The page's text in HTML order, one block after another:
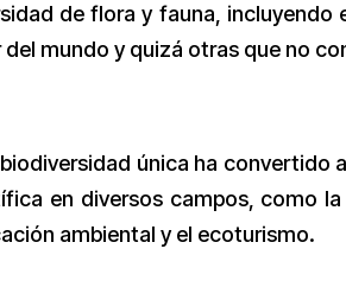
de flora y fauna, incluyendo
del mundo y quizá otras que no
única ha convertido
en diversos campos, como
ambiental y el ecoturismo.